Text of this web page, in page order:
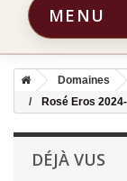
MENU
Domaines
Rosé Eros
DÉJÀ VUS